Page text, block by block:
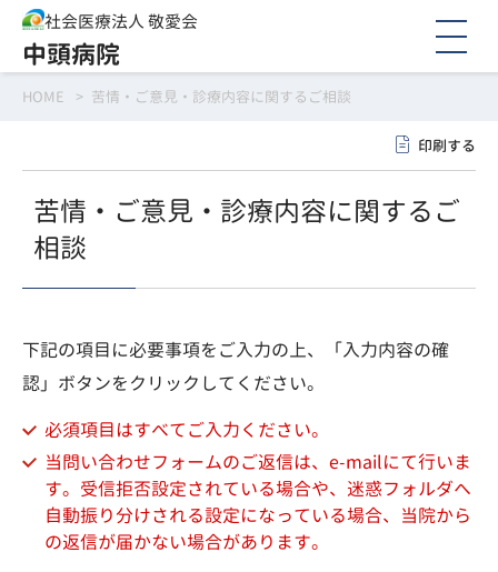
社会医療法人 敬愛会
中頭病院
HOME > 苦情・ご意見・診療内容に関するご相談
印刷する
苦情・ご意見・診療内容に関するご
相談
下記の項目に必要事項をご入力の上、「入力内容の確
認」ボタンをクリックしてください。
必須項目はすべてご入力ください。
当問い合わせフォームのご返信は、e-mailにて行いま
す。受信拒否設定されている場合や、迷惑フォルダへ
自動振り分けされる設定になっている場合、当院から
の返信が届かない場合があります。